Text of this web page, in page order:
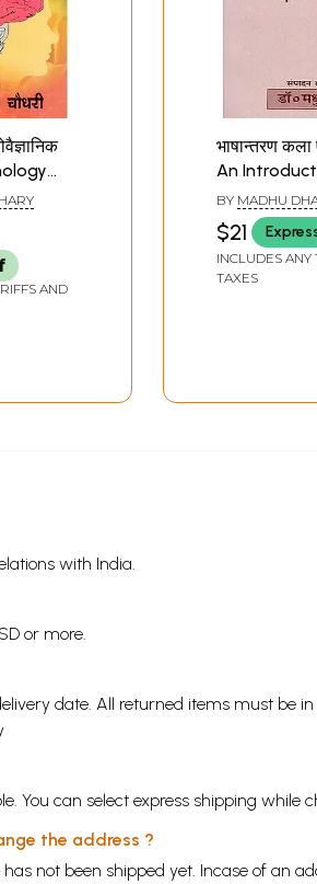
AND
भाषान्तरण
An
Art of
BY MADHU
$21
INCLUDES ANY
TAXES
with India.
or more.
date. All returned items must be
You can select express shipping while
the address ?
not been shipped yet. Incase of an